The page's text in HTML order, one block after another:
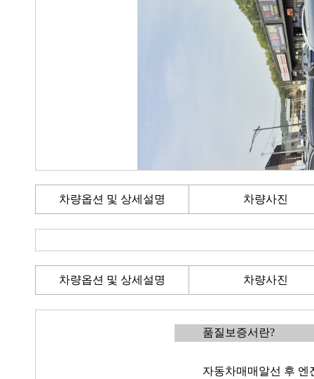
차량옵션 및 상세설명 차량사진
차량옵션 및 상세설명 차량사진
품질보증서란?
자동차매매알선 후 엔